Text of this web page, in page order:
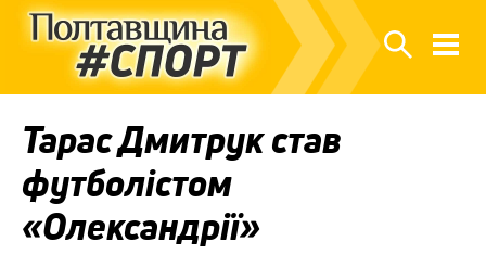
Тарас Дмитрук став
футболістом
«Олександрії»